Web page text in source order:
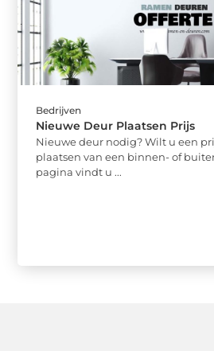
Bedrijven
Nieuwe Deur Plaatsen Prijs
Nieuwe deur nodig? Wilt u een
plaatsen van een binnen- of
pagina vindt u ...